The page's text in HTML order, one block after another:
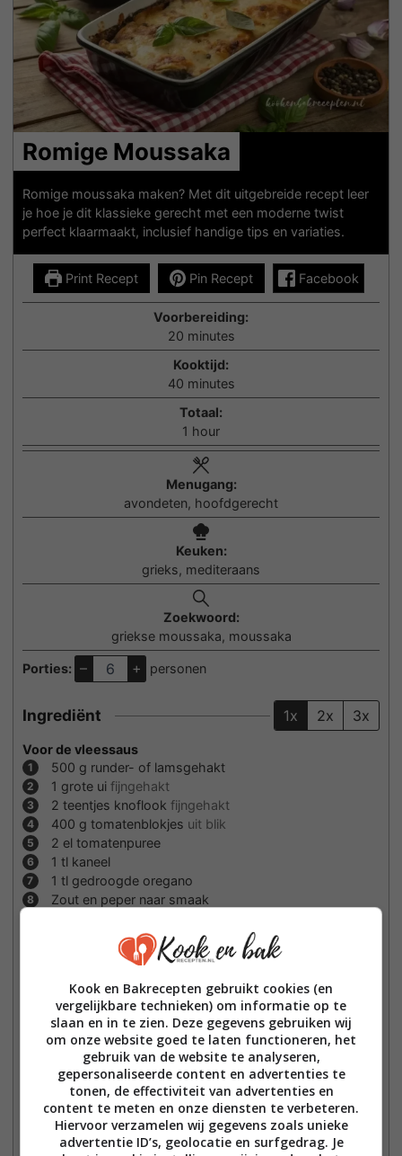
Romige Moussaka
Romige moussaka maken? Met dit uitgebreide recept leer
je hoe je dit klassieke gerecht met een moderne twist
perfect klaarmaakt, inclusief handige tips en variaties.
Print Recept Pin Recept Facebook
Voorbereiding:
20minutes
minutes
Kooktijd:
40minutes
minutes
Totaal:
1 hour
hour
Menugang:
avondeten, hoofdgerecht
Keuken:
grieks, mediteraans
Zoekwoord:
griekse moussaka, moussaka
Porties: – + personen
Ingrediënt 1x 2x 3x
Voor de vleessaus
500 g runder- of lamsgehakt
1 grote ui fijngehakt
2 teentjes knoflook fijngehakt
400 g tomatenblokjes uit blik
2 el tomatenpuree
1 tl kaneel
1 tl gedroogde oregano
Zout en peper naar smaak
middelgrote aubergines
Snufje zout
Voor de bechamelsaus
50 g boter
50 g bloem
ml melk
ei
50 g geraspte Parmezaanse kaas
Snufje nootmuskaat
Kook en Bakrecepten gebruikt cookies (en
vergelijkbare technieken) om informatie op te
slaan en in te zien. Deze gegevens gebruiken wij
om onze website goed te laten functioneren, het
gebruik van de website te analyseren,
gepersonaliseerde content en advertenties te
tonen, de effectiviteit van advertenties en
content te meten en onze diensten te verbeteren.
Hiervoor verzamelen wij gegevens zoals unieke
advertentie ID’s, geolocatie en surfgedrag. Je